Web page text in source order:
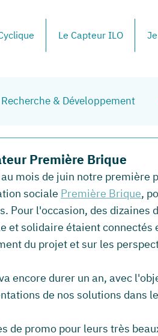
Le Capteur ILO
Recherche & Développement
Première Brique
mois de juin notre première
sociale Première Brique,
Pour l'occasion, des dizaines
et solidaire étaient
du projet et sur les
encore durer un an, avec
de nos solutions dans
de promo pour leurs très